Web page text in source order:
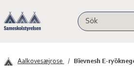
Sök på
Aalkovesæjrose Bïevnesh E-